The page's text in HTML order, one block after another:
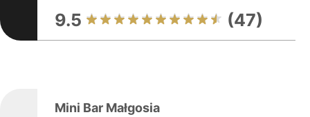
9.5 (47)
Mini Bar Małgosia